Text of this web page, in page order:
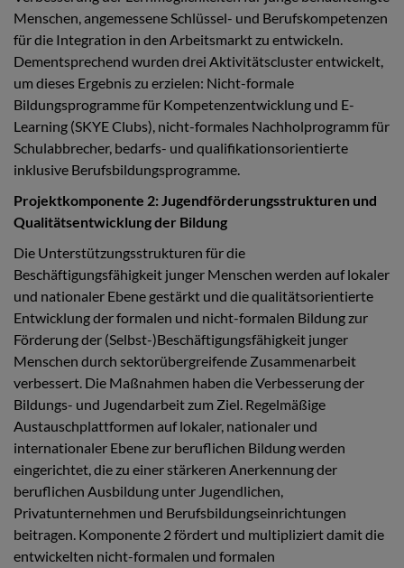
Menschen, angemessene Schlüssel- und Berufskompetenzen
für die Integration in den Arbeitsmarkt zu entwickeln.
Dementsprechend wurden drei Aktivitätscluster entwickelt,
um dieses Ergebnis zu erzielen: Nicht-formale
Bildungsprogramme für Kompetenzentwicklung und E-
Learning (SKYE Clubs), nicht-formales Nachholprogramm für
Schulabbrecher, bedarfs- und qualifikationsorientierte
inklusive Berufsbildungsprogramme.
Projektkomponente 2: Jugendförderungsstrukturen und
Qualitätsentwicklung der Bildung
Die Unterstützungsstrukturen für die
Beschäftigungsfähigkeit junger Menschen werden auf lokaler
und nationaler Ebene gestärkt und die qualitätsorientierte
Entwicklung der formalen und nicht-formalen Bildung zur
Förderung der (Selbst-)Beschäftigungsfähigkeit junger
Menschen durch sektorübergreifende Zusammenarbeit
verbessert. Die Maßnahmen haben die Verbesserung der
Bildungs- und Jugendarbeit zum Ziel. Regelmäßige
Austauschplattformen auf lokaler, nationaler und
internationaler Ebene zur beruflichen Bildung werden
eingerichtet, die zu einer stärkeren Anerkennung der
beruflichen Ausbildung unter Jugendlichen,
Privatunternehmen und Berufsbildungseinrichtungen
beitragen. Komponente 2 fördert und multipliziert damit die
entwickelten nicht-formalen und formalen